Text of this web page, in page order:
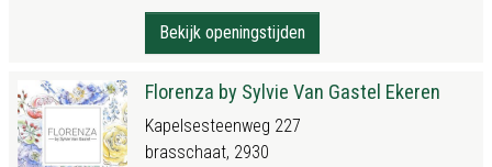
Bekijk openingstijden
Florenza by Sylvie Van Gastel Ekeren
Kapelsesteenweg 227
brasschaat, 2930